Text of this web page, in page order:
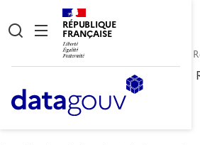
RÉPUBLIQUE
FRANÇAISE